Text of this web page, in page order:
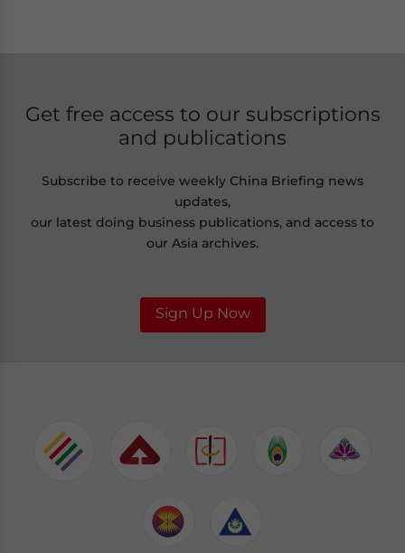
Get free access to our subscriptions
and publications
Subscribe to receive weekly China Briefing news
updates,
our latest doing business publications, and access to
our Asia archives.
Sign Up Now